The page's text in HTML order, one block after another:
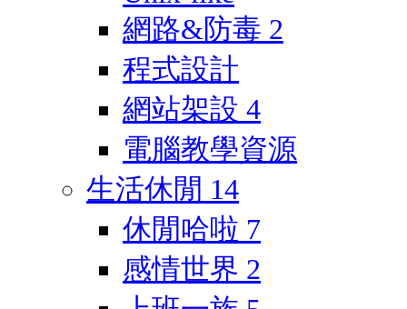
網路&防毒 2
程式設計
網站架設 4
電腦教學資源
生活休閒 14
休閒哈啦 7
感情世界 2